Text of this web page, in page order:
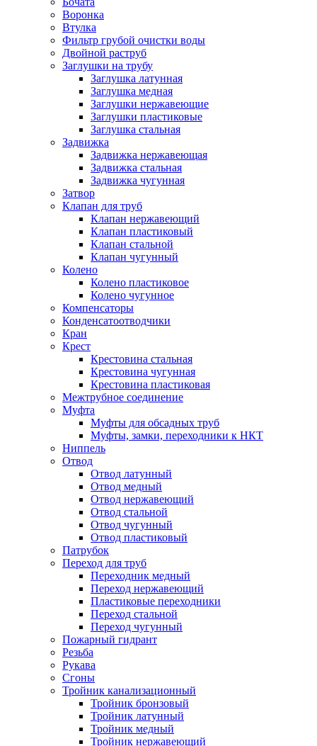
Воронка
Втулка
Фильтр грубой очистки воды
Двойной раструб
Заглушки на трубу
Заглушка латунная
Заглушка медная
Заглушки нержавеющие
Заглушки пластиковые
Заглушка стальная
Задвижка
Задвижка нержавеющая
Задвижка стальная
Задвижка чугунная
Затвор
Клапан для труб
Клапан нержавеющий
Клапан пластиковый
Клапан стальной
Клапан чугунный
Колено
Колено пластиковое
Колено чугунное
Компенсаторы
Конденсатоотводчики
Кран
Крест
Крестовина стальная
Крестовина чугунная
Крестовина пластиковая
Межтрубное соединение
Муфта
Муфты для обсадных труб
Муфты, замки, переходники к НКТ
Ниппель
Отвод
Отвод латунный
Отвод медный
Отвод нержавеющий
Отвод стальной
Отвод чугунный
Отвод пластиковый
Патрубок
Переход для труб
Переходник медный
Переход нержавеющий
Пластиковые переходники
Переход стальной
Переход чугунный
Пожарный гидрант
Резьба
Рукава
Сгоны
Тройник канализационный
Тройник бронзовый
Тройник латунный
Тройник медный
Тройник нержавеющий